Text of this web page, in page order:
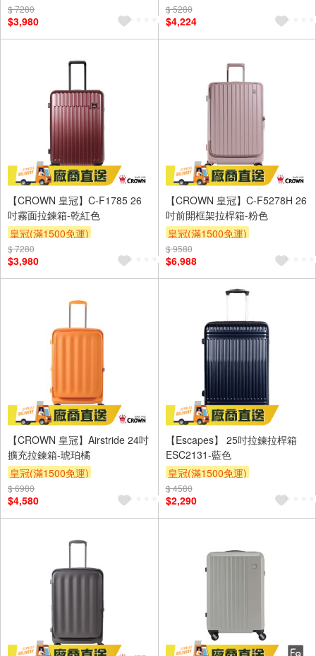
$ 7280
$3,980
$ 5280
$4,224
【CROWN 皇冠】C-F1785 26
吋霧面拉鍊箱-乾紅色
皇冠(滿1500免運)
$ 7280
$3,980
【CROWN 皇冠】C-F5278H 26
吋前開框架拉桿箱-粉色
皇冠(滿1500免運)
$ 9580
$6,988
【CROWN 皇冠】Airstride 24吋
擴充拉鍊箱-琥珀橘
皇冠(滿1500免運)
$ 6980
$4,580
【Escapes】 25吋拉鍊拉桿箱
ESC2131-藍色
皇冠(滿1500免運)
$ 4580
$2,290